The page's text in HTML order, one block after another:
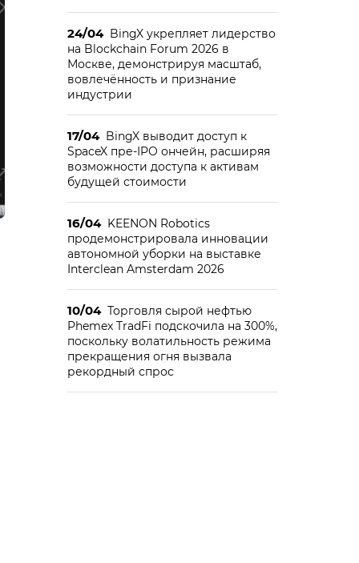
24/04 BingX укрепляет лидерство
на Blockchain Forum 2026 в
Москве, демонстрируя масштаб,
вовлечённость и признание
индустрии
17/04 BingX выводит доступ к
SpaceX пре-IPO ончейн, расширяя
возможности доступа к активам
будущей стоимости
16/04 KEENON Robotics
продемонстрировала инновации
автономной уборки на выставке
Interclean Amsterdam 2026
10/04 Торговля сырой нефтью
Phemex TradFi подскочила на 300%,
поскольку волатильность режима
прекращения огня вызвала
рекордный спрос